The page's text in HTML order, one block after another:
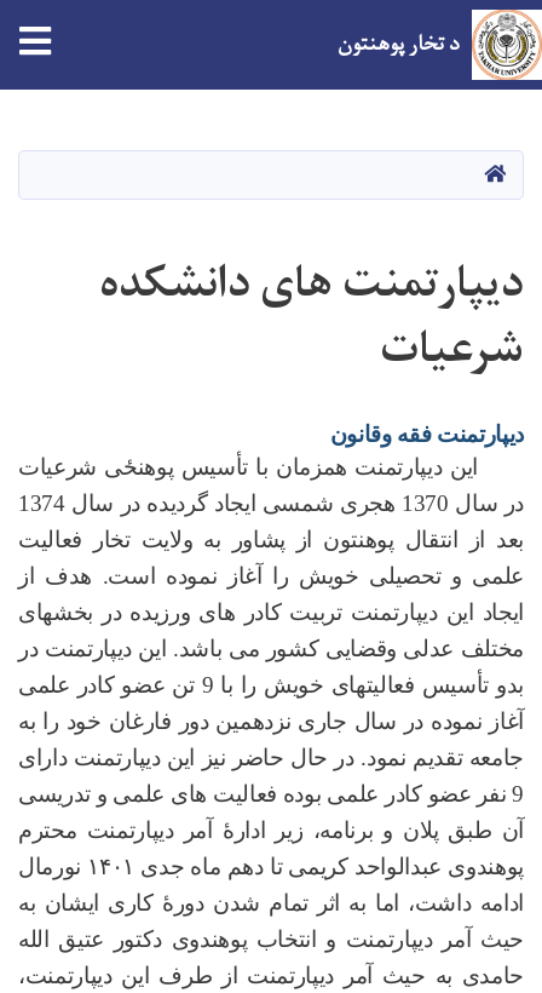
د تخار پوهنتون
کور
دیپارتمنت های دانشکده
شرعیات
دیپارتمنت فقه وقانون
این دیپارتمنت همزمان با تأسیس پوهنځی شرعیات
در سال 1370 هجری شمسی ایجاد گردیده در سال 1374
بعد از انتقال پوهنتون از پشاور به ولایت تخار فعالیت
علمی و تحصیلی خویش را آغاز نموده است. هدف از
ایجاد این دیپارتمنت تربیت کادر های ورزیده در بخشهای
مختلف عدلی وقضایی کشور می باشد. این دیپارتمنت در
بدو تأسیس فعالیتهای خویش را با 9 تن عضو کادر علمی
آغاز نموده در سال جاری نزدهمین دور فارغان خود را به
جامعه تقدیم نمود. در حال حاضر نیز این دیپارتمنت دارای
9 نفر عضو کادر علمی بوده فعالیت های علمی و تدریسی
آن طبق پلان و برنامه، زیر ادارۀ آمر دیپارتمنت محترم
پوهندوی عبدالواحد کریمی تا دهم ماه جدی ۱۴۰۱ نورمال
ادامه داشت، اما به اثر تمام شدن دور ۀ کاری ایشان به
حیث آمر دیپارتمنت و انتخاب پوهندوی دکتور عتیق الله
حامدی به حیث آمر دیپارتمنت از طرف این دیپارتمنت،